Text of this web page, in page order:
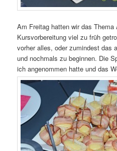
Am Freitag hatten wir das Thema
Kursvorbereitung viel zu früh
vorher alles, oder zumindest das
und nochmals zu beginnen. Die
ich angenommen hatte und das